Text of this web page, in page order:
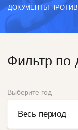
ДОКУМЕНТЫ
Фильтр по
Выберите год
Весь период